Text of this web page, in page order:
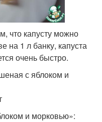
что капусту можно
на 1 л банку, капуста
очень быстро.
с яблоком и
и морковью»: